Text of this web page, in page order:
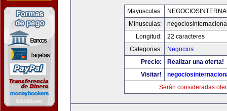
Mayusculas:
Minusculas:
Longitud:
22 caracteres
Categorias:
Negocios
Precio:
Realizar una oferta!
Visitar!
Serán consideradas